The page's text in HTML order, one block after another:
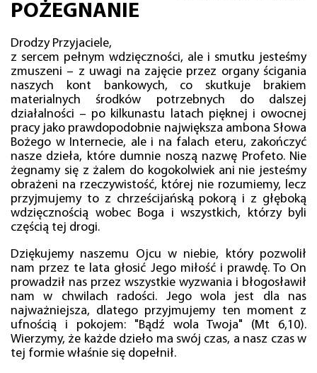
POŻEGNANIE
Drodzy Przyjaciele,
z sercem pełnym wdzięczności, ale i smutku jesteśmy
zmuszeni – z uwagi na zajęcie przez organy ścigania
naszych kont bankowych, co skutkuje brakiem
materialnych środków potrzebnych do dalszej
działalności – po kilkunastu latach pięknej i owocnej
pracy jako prawdopodobnie największa ambona Słowa
Bożego w Internecie, ale i na falach eteru, zakończyć
nasze dzieła, które dumnie noszą nazwę Profeto. Nie
żegnamy się z żalem do kogokolwiek ani nie jesteśmy
obrażeni na rzeczywistość, której nie rozumiemy, lecz
przyjmujemy to z chrześcijańską pokorą i z głęboką
wdzięcznością wobec Boga i wszystkich, którzy byli
częścią tej drogi.
Dziękujemy naszemu Ojcu w niebie, który pozwolił
nam przez te lata głosić Jego miłość i prawdę. To On
prowadził nas przez wszystkie wyzwania i błogosławił
nam w chwilach radości. Jego wola jest dla nas
najważniejsza, dlatego przyjmujemy ten moment z
ufnością i pokojem: "Bądź wola Twoja" (Mt 6,10).
Wierzymy, że każde dzieło ma swój czas, a nasz czas w
tej formie właśnie się dopełnił.